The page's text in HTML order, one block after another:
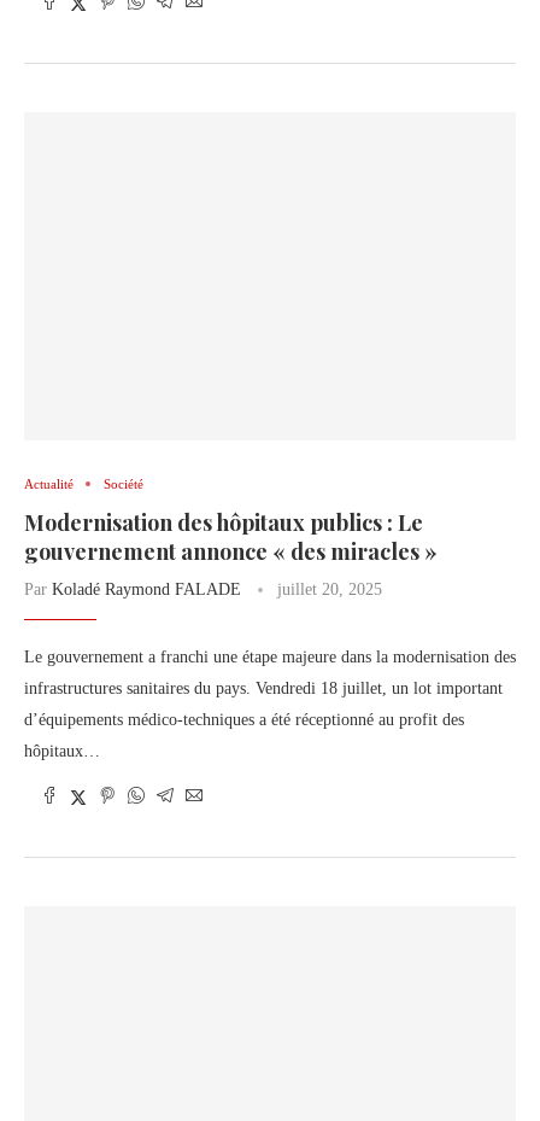
Actualité Société
Modernisation des hôpitaux publics : Le
gouvernement annonce « des miracles »
Par Koladé Raymond FALADE juillet 20, 2025
Le gouvernement a franchi une étape majeure dans la modernisation des
infrastructures sanitaires du pays. Vendredi 18 juillet, un lot important
d’équipements médico-techniques a été réceptionné au profit des
hôpitaux…